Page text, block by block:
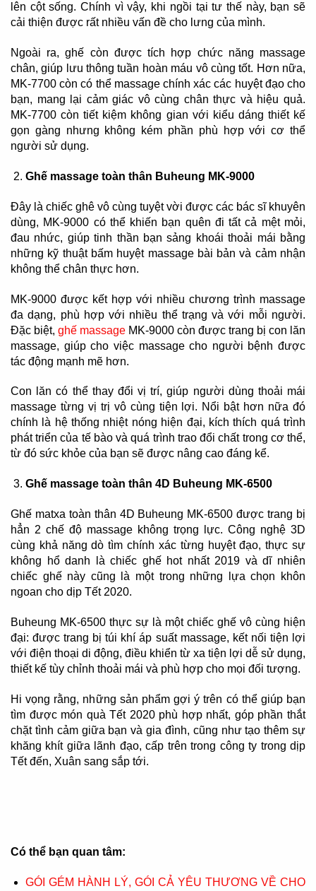
lên cột sống. Chính vì vậy, khi ngồi tại tư thế này, bạn sẽ
cải thiện được rất nhiều vấn đề cho lưng của mình.
Ngoài ra, ghế còn được tích hợp chức năng massage
chân, giúp lưu thông tuần hoàn máu vô cùng tốt. Hơn nữa,
MK-7700 còn có thể massage chính xác các huyệt đạo cho
bạn, mang lại cảm giác vô cùng chân thực và hiệu quả.
MK-7700 còn tiết kiệm không gian với kiểu dáng thiết kế
gọn gàng nhưng không kém phần phù hợp với cơ thể
người sử dụng.
Ghế massage toàn thân Buheung MK-9000
Đây là chiếc ghê vô cùng tuyệt vời được các bác sĩ khuyên
dùng, MK-9000 có thể khiến bạn quên đi tất cả mệt mỏi,
đau nhức, giúp tinh thần bạn sảng khoái thoải mái bằng
những kỹ thuật bấm huyệt massage bài bản và cảm nhận
không thể chân thực hơn.
MK-9000 được kết hợp với nhiều chương trình massage
đa dạng, phù hợp với nhiều thể trạng và với mỗi người.
Đặc biệt, ghế massage MK-9000 còn được trang bị con lăn
massage, giúp cho việc massage cho người bệnh được
tác động mạnh mẽ hơn.
Con lăn có thể thay đổi vị trí, giúp người dùng thoải mái
massage từng vị trị vô cùng tiện lợi. Nổi bật hơn nữa đó
chính là hệ thống nhiệt nóng hiện đại, kích thích quá trình
phát triển của tế bào và quá trình trao đổi chất trong cơ thể,
từ đó sức khỏe của bạn sẽ được nâng cao đáng kể.
Ghế massage toàn thân 4D Buheung MK-6500
Ghế matxa toàn thân 4D Buheung MK-6500 được trang bị
hẳn 2 chế độ massage không trọng lực. Công nghệ 3D
cùng khả năng dò tìm chính xác từng huyệt đạo, thực sự
không hổ danh là chiếc ghế hot nhất 2019 và dĩ nhiên
chiếc ghế này cũng là một trong những lựa chọn khôn
ngoan cho dịp Tết 2020.
Buheung MK-6500 thực sự là một chiếc ghế vô cùng hiện
đại: được trang bị túi khí áp suất massage, kết nối tiện lợi
với điện thoại di động, điều khiển từ xa tiện lợi dễ sử dụng,
thiết kế tùy chỉnh thoải mái và phù hợp cho mọi đối tượng.
Hi vọng rằng, những sản phẩm gợi ý trên có thể giúp bạn
tìm được món quà Tết 2020 phù hợp nhất, góp phần thắt
chặt tình cảm giữa bạn và gia đình, cũng như tạo thêm sự
khăng khít giữa lãnh đạo, cấp trên trong công ty trong dịp
Tết đến, Xuân sang sắp tới.
Có thể bạn quan tâm:
GÓI GÉM HÀNH LÝ, GÓI CẢ YÊU THƯƠNG VỀ CHO